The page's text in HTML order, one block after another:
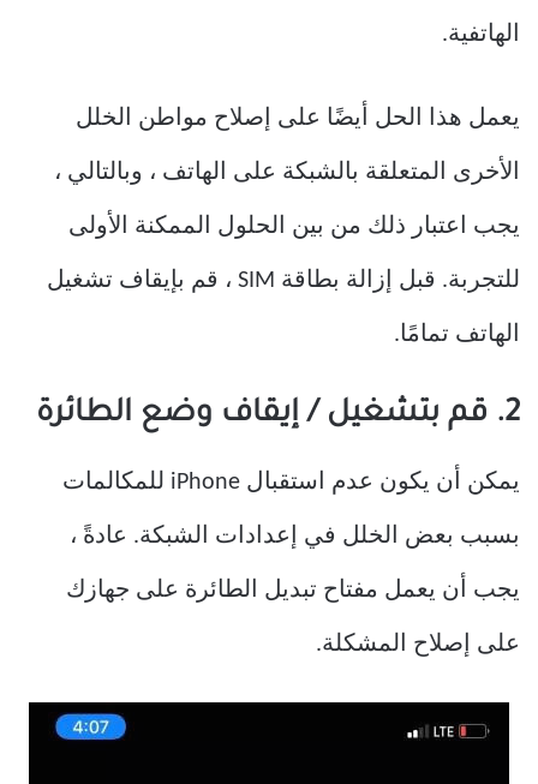
الهاتفية.
يعمل هذا الحل أيضًا على إصلاح مواطن الخلل
الأخرى المتعلقة بالشبكة على الهاتف ، وبالتالي ،
يجب اعتبار ذلك من بين الحلول الممكنة الأولى
للتجربة. قبل إزالة بطاقة SIM ، قم بإيقاف تشغيل
الهاتف تمامًا.
2. قم بتشغيل / إيقاف وضع الطائرة
يمكن أن يكون عدم استقبال iPhone للمكالمات
بسبب بعض الخلل في إعدادات الشبكة. عادةً ،
يجب أن يعمل مفتاح تبديل الطائرة على جهازك
على إصلاح المشكلة.